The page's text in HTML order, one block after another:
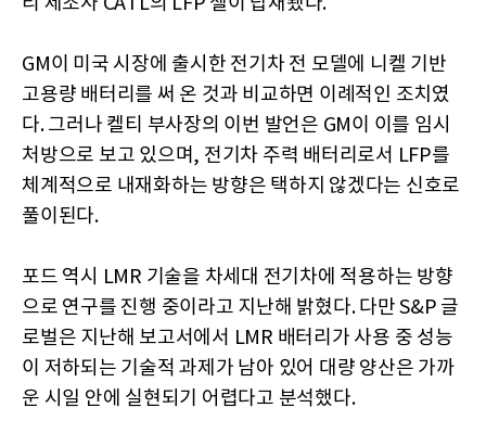
GM이 미국 시장에 출시한 전기차 전 모델에 니켈 기반
고용량 배터리를 써 온 것과 비교하면 이례적인 조치였
다. 그러나 켈티 부사장의 이번 발언은 GM이 이를 임시
처방으로 보고 있으며, 전기차 주력 배터리로서 LFP를
체계적으로 내재화하는 방향은 택하지 않겠다는 신호로
풀이된다.
포드 역시 LMR 기술을 차세대 전기차에 적용하는 방향
으로 연구를 진행 중이라고 지난해 밝혔다. 다만 S&P 글
로벌은 지난해 보고서에서 LMR 배터리가 사용 중 성능
이 저하되는 기술적 과제가 남아 있어 대량 양산은 가까
운 시일 안에 실현되기 어렵다고 분석했다.